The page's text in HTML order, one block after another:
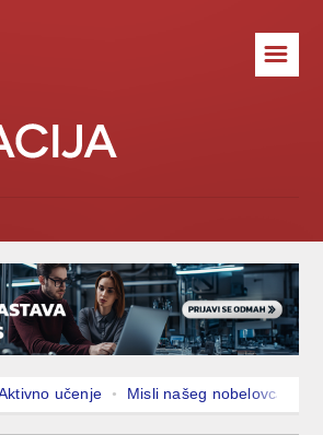
☰
Misli našeg nobelovca koje svi treba da